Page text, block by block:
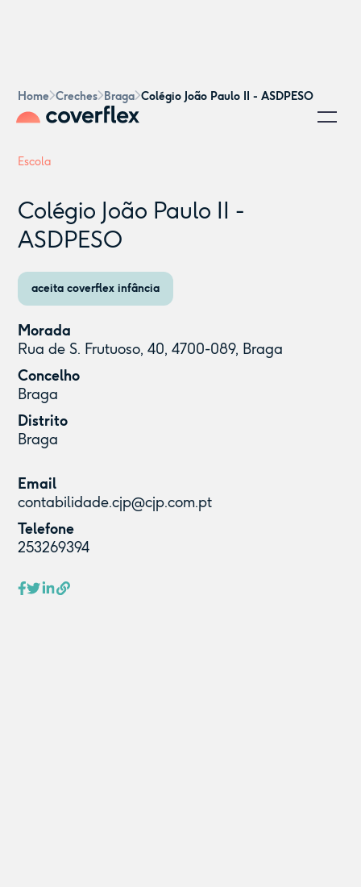
Home Creches Braga Colégio João Paulo II - ASDPESO
Escola
Colégio João Paulo II -
ASDPESO
aceita coverflex infância
Morada
Rua de S. Frutuoso, 40, 4700-089, Braga
Concelho
Braga
Distrito
Braga
Email
contabilidade.cjp@cjp.com.pt
Telefone
253269394